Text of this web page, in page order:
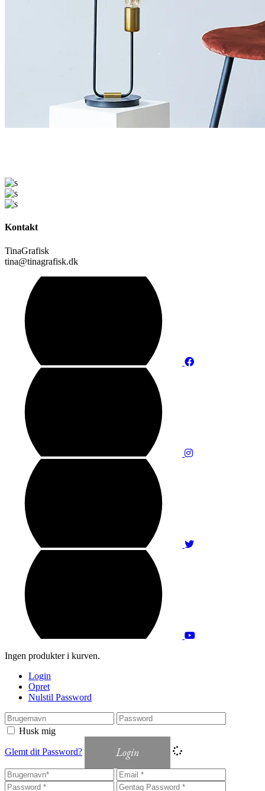
Kontakt
TinaGrafisk
tina@tinagrafisk.dk
Ingen produkter i kurven.
Login
Opret
Nulstil Password
Husk mig
Glemt dit Password? Login